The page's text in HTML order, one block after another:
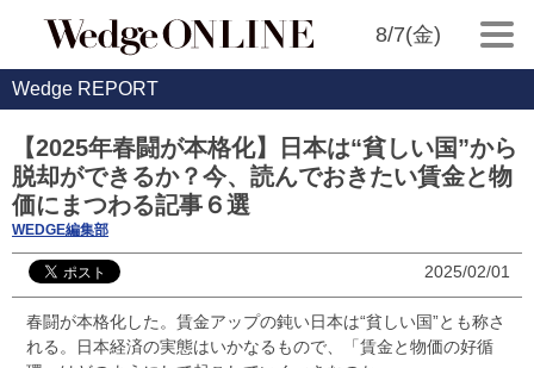
8/7(金)
Wedge REPORT
【2025年春闘が本格化】日本は“貧しい国”から
脱却ができるか？今、読んでおきたい賃金と物
価にまつわる記事６選
WEDGE編集部
2025/02/01
春闘が本格化した。賃金アップの鈍い日本は“貧しい国”とも称さ
れる。日本経済の実態はいかなるもので、「賃金と物価の好循